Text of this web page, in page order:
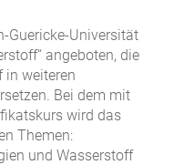
Guericke-Universität
angeboten, die
in weiteren
Bei dem mit
wird das
Themen:
und Wasserstoff